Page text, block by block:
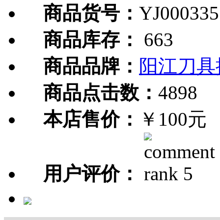
商品货号： YJ000335
商品库存：
663
商品品牌： 阳江刀
商品点击数： 4898
本店售价： ￥100元
用户评价：